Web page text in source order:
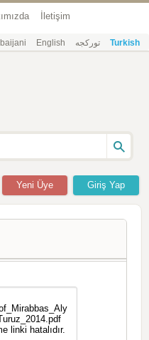
İletişim
English تورکجه Turkish
Giriş Yap
Yeni Üye